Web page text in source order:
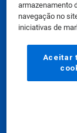
armazenamento
navegação no
iniciativas de
Aceitar
Fichas de
Químicos|